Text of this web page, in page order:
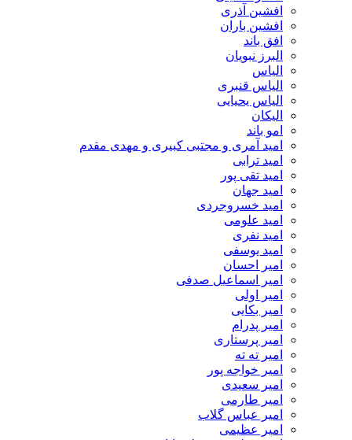
افشین آذری
افشین باران
افق باند
البرز نبویان
الیاس
الیاس قنبرى
الیاس یحیایی
الیکان
امو باند
امید آمری و مجتبی کبیری و مهدى مقدم
امید ترابی
امید تقی پور
امید جهان
امید خسروجردی
امید علومی
امید نفری
امید یوسفی
امیر احسان
امیر اسماعیل صدفی
امیر اولی
امیر بکایی
امیر پدرام
امیر پرستاری
امیر ته ته
امیر خواجه پور
امیر سعیدی
امیر طارمی
امیر عباس گلاب
امیر عظیمی